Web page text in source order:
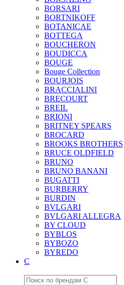
BORSARI
BORTNIKOFF
BOTANICAE
BOTTEGA
BOUCHERON
BOUDICCA
BOUGE
Bouge Collection
BOURJOIS
BRACCIALINI
BRECOURT
BREIL
BRIONI
BRITNEY SPEARS
BROCARD
BROOKS BROTHERS
BRUCE OLDFIELD
BRUNO
BRUNO BANANI
BUGATTI
BURBERRY
BURDIN
BVLGARI
BVLGARI ALLEGRA
BY CLOUD
BYBLOS
BYBOZO
BYREDO
C